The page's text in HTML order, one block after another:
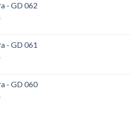
- GD 062
- GD 061
- GD 060